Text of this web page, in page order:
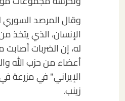
وقال المرصد
الإنسان، الذي يتخذ
له، إن الضربات
أعضاء من حزب الله
الإيراني" في مزرعة
زينب.